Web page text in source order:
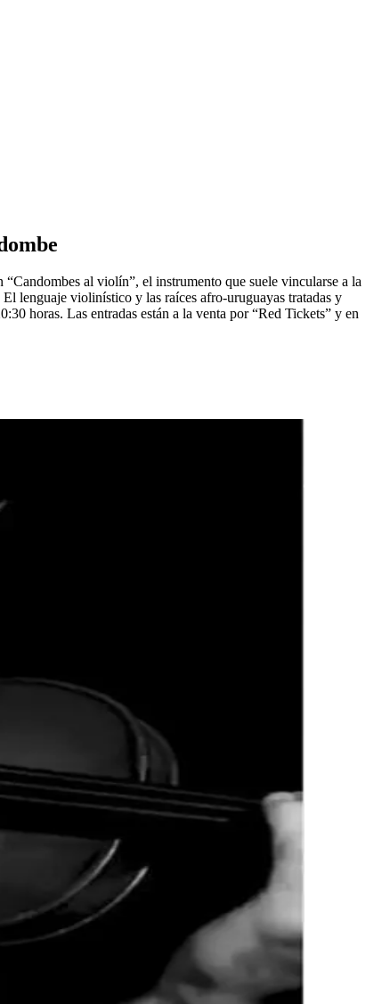
al violín”, el instrumento que suele vincularse a la
lenguaje violinístico y las raíces afro-uruguayas tratadas y
horas. Las entradas están a la venta por “Red Tickets” y en